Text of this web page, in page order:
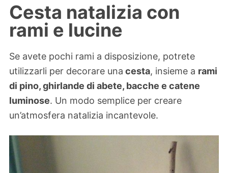
Cesta natalizia con
rami e lucine
Se avete pochi rami a disposizione, potrete
utilizzarli per decorare una cesta, insieme a rami
di pino, ghirlande di abete, bacche e catene
luminose. Un modo semplice per creare
un’atmosfera natalizia incantevole.